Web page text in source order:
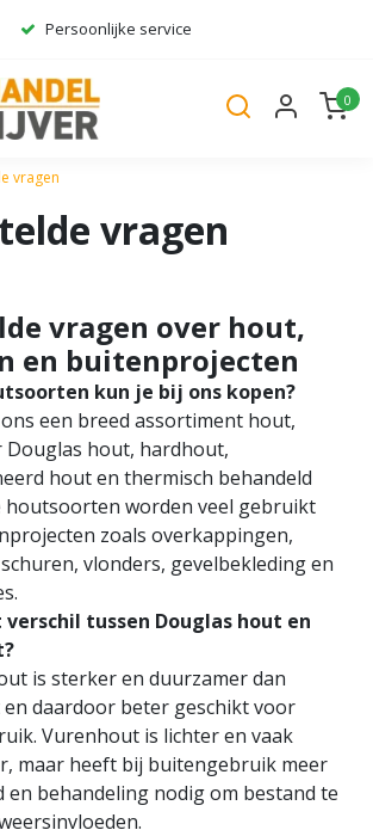
Persoonlijke service
Gratis bezorgd*
0
vragen
vragen
vragen over hout,
en buitenprojecten
kun je bij ons kopen?
een breed assortiment hout,
Douglas hout, hardhout,
hout en thermisch behandeld
houtsoorten worden veel gebruikt
zoals overkappingen,
vlonders, gevelbekleding en
tussen Douglas hout en
is sterker en duurzamer dan
daardoor beter geschikt voor
Vurenhout is lichter en vaak
maar heeft bij buitengebruik meer
en behandeling nodig om bestand te